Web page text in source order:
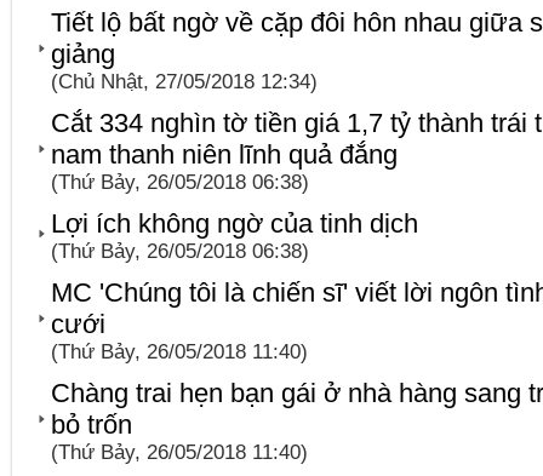
Tiết lộ bất ngờ về cặp đôi hôn nhau giữa
giảng
(Chủ Nhật, 27/05/2018 12:34)
Cắt 334 nghìn tờ tiền giá 1,7 tỷ thành trái
nam thanh niên lĩnh quả đắng
(Thứ Bảy, 26/05/2018 06:38)
Lợi ích không ngờ của tinh dịch
(Thứ Bảy, 26/05/2018 06:38)
MC 'Chúng tôi là chiến sĩ' viết lời ngôn
cưới
(Thứ Bảy, 26/05/2018 11:40)
Chàng trai hẹn bạn gái ở nhà hàng sang
bỏ trốn
(Thứ Bảy, 26/05/2018 11:40)